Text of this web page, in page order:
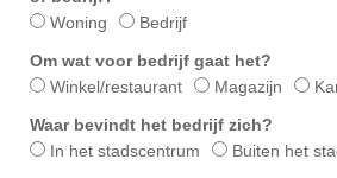
Woning
Bedrijf
Om wat voor bedrijf gaat het?
Winkel/restaurant
Magazijn
Waar bevindt het bedrijf zich?
In het stadscentrum
Buiten het